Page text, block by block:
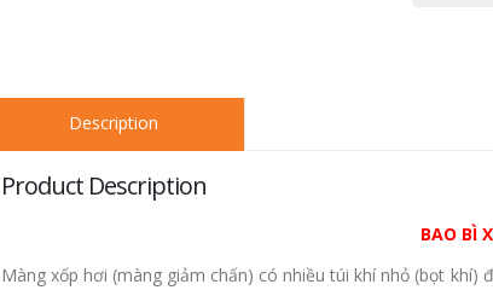
Description
Product Description
BAO BÌ
Màng xốp hơi (màng giảm chấn) có nhiều túi khí nhỏ (bọt